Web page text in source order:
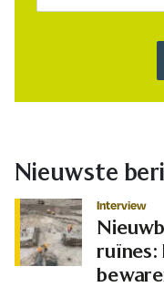
Nieuwste
Interview
ruïnes: